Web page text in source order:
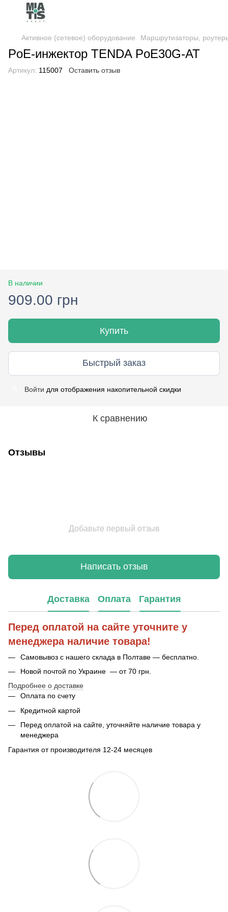
Активное (сетевое) оборудование Маршрутизаторы,
PoE-инжектор TENDA PoE30G-AT
Артикул: 115007 Оставить отзыв
В наличии
909.00 грн
Купить
Быстрый заказ
Войти для отображения накопительной скидки
К сравнению
Отзывы
Добавьте первый отзыв
Написать отзыв
Доставка Оплата Гарантия
Перед оплатой на сайте уточните у
менеджера наличие товара!
Самовывоз с нашего склада в Полтаве — бесплатно.
Новой почтой по Украине — от 70 грн.
Подробнее о доставке
Оплата по счету
Кредитной картой
Перед оплатой на сайте, уточняйте наличие товара у
менеджера
Гарантия от производителя 12-24 месяцев